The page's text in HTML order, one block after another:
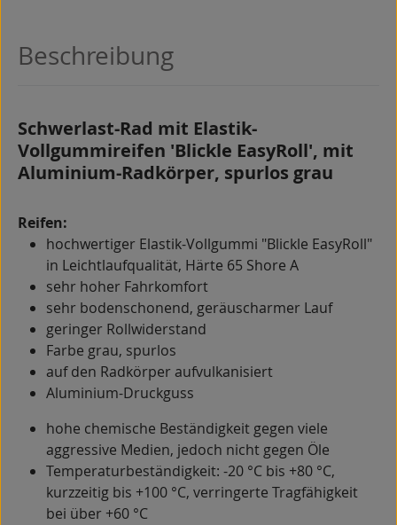
Beschreibung
Schwerlast-Rad mit Elastik-
Vollgummireifen 'Blickle EasyRoll', mit
Aluminium-Radkörper, spurlos grau
Reifen:
hochwertiger Elastik-Vollgummi "Blickle EasyRoll"
in Leichtlaufqualität, Härte 65 Shore A
sehr hoher Fahrkomfort
sehr bodenschonend, geräuscharmer Lauf
geringer Rollwiderstand
Farbe grau, spurlos
auf den Radkörper aufvulkanisiert
Aluminium-Druckguss
hohe chemische Beständigkeit gegen viele
aggressive Medien, jedoch nicht gegen Öle
Temperaturbeständigkeit: -20 °C bis +80 °C,
kurzzeitig bis +100 °C, verringerte Tragfähigkeit
bei über +60 °C